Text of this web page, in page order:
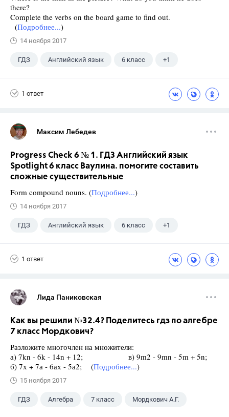
there?
Complete the verbs on the board game to find out.
(Подробнее...)
14 ноября 2017
ГДЗ Английский язык 6 класс +1
1 ответ
Максим Лебедев
Progress Check 6 № 1. ГДЗ Английский язык
Spotlight 6 класс Ваулина. помогите составить
сложные существительные
Form compound nouns. (Подробнее...)
14 ноября 2017
ГДЗ Английский язык 6 класс +1
1 ответ
Лида Паниковская
Как вы решили №32.4? Поделитесь гдз по алгебре
7 класс Мордкович?
Разложите многочлен на множители:
а) 7kn - 6k - 14n + 12; в) 9m2 - 9mn - 5m + 5n;
б) 7х + 7а - 6ах - 5а2; (Подробнее...)
15 ноября 2017
ГДЗ Алгебра 7 класс Мордкович А.Г.